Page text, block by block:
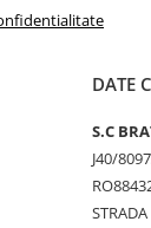
DATE
S.C
J40/